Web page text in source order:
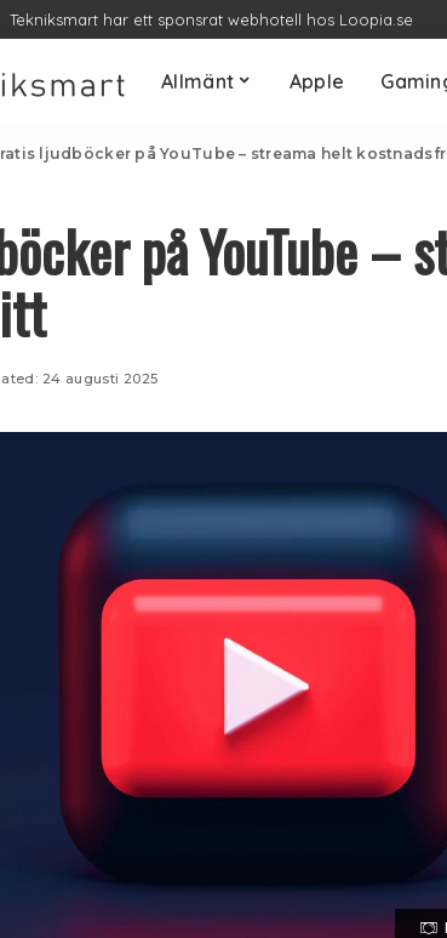
Tekniksmart har ett sponsrat webhotell hos Loopia.se
Allmänt Apple
ljudböcker på YouTube – streama helt
på YouTube –
24 augusti 2025